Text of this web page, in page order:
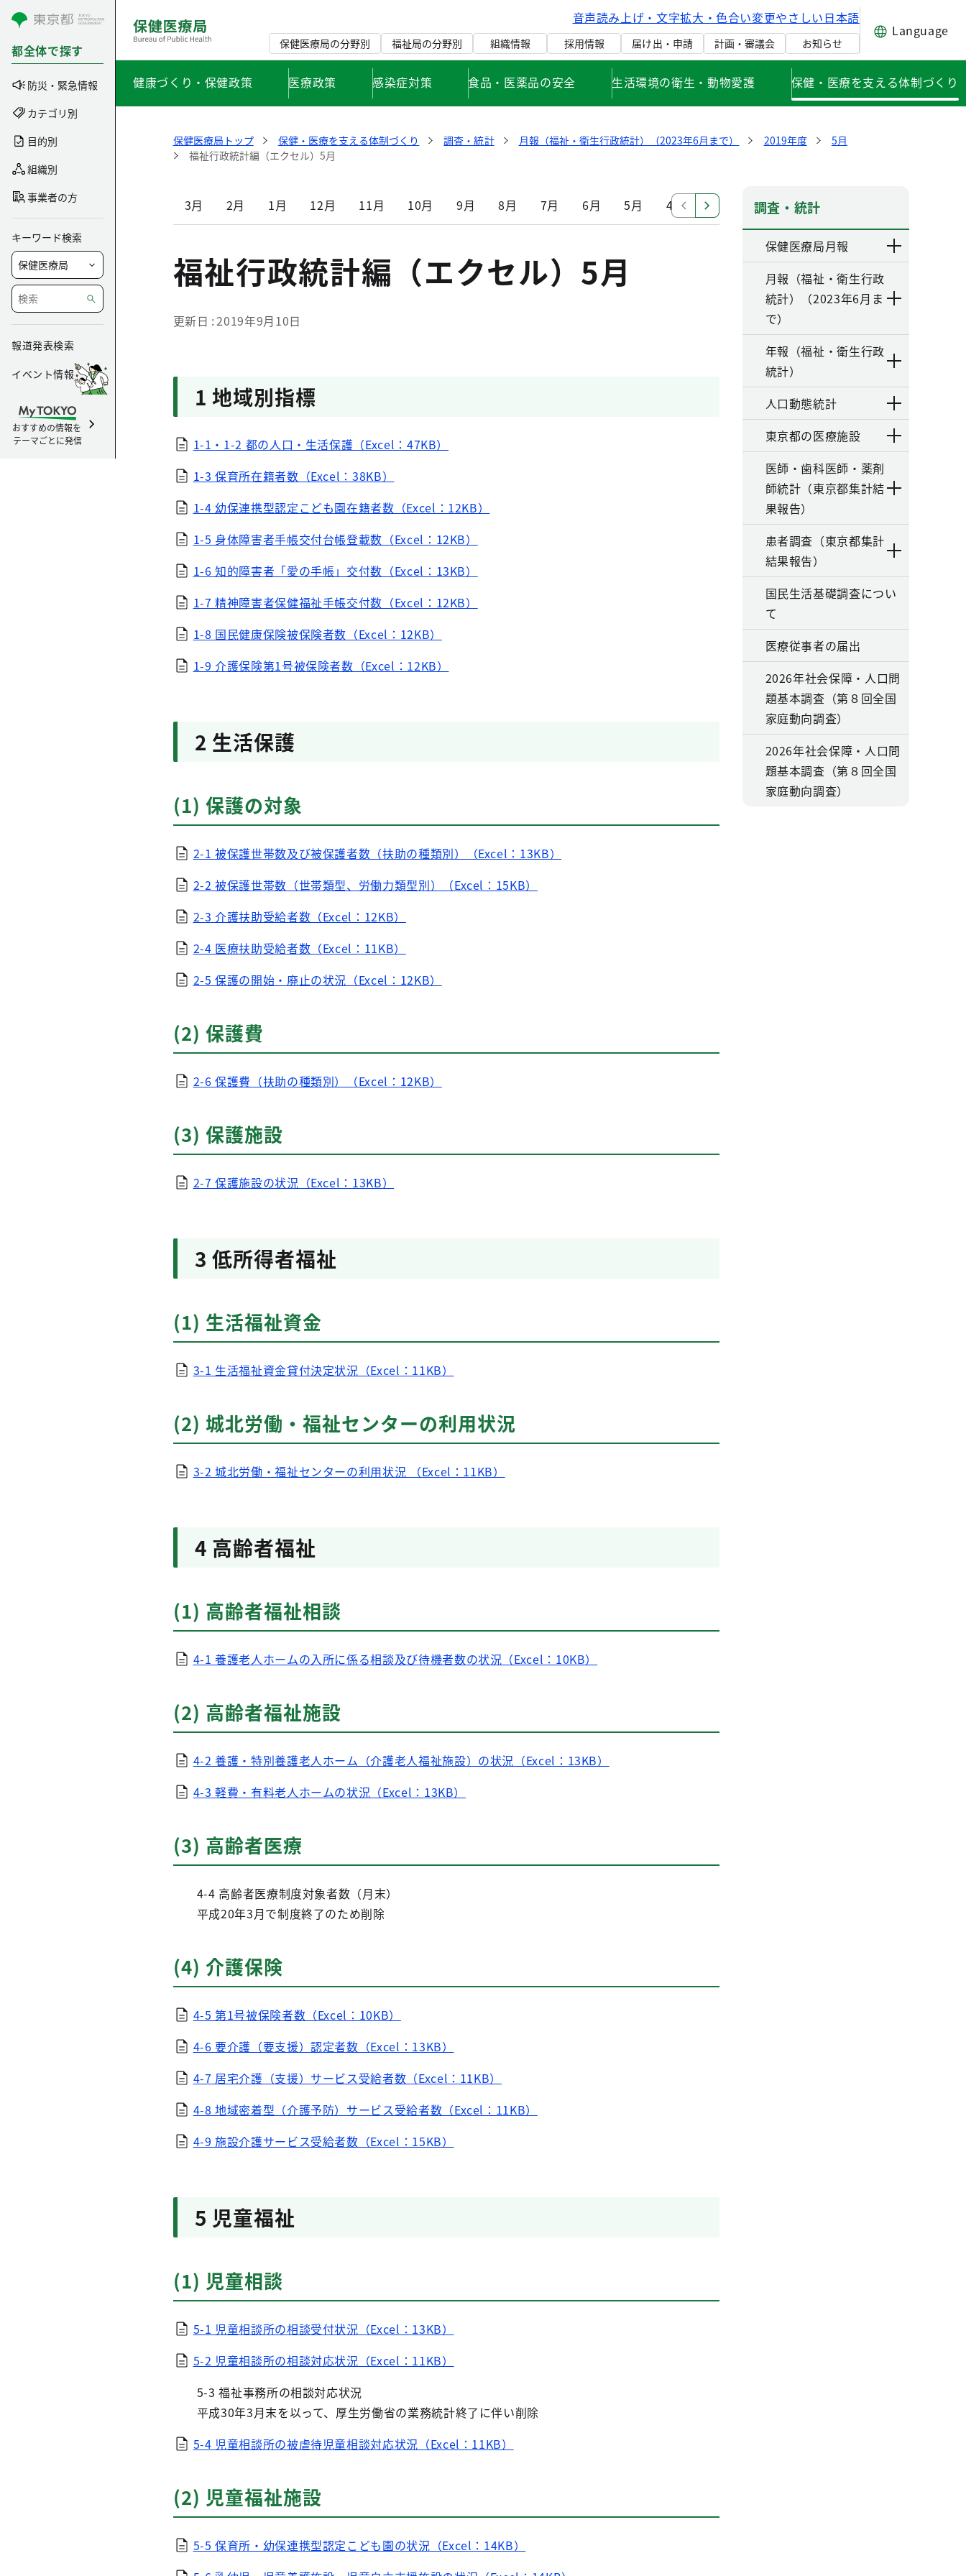
コンテンツにスキップ
都全体で探す
防災・緊急情報
カテゴリ別
目的別
組織別
事業者の方
キーワード検索
報道発表検索
イベント情報
おすすめの情報を
テーマごとに発信
音声読み上げ・文字拡大・色合い変更やさしい日本語
保健医療局の分野別 福祉局の分野別 組織情報 採用情報 届け出・申請 計画・審議会 お知らせ
Language
健康づくり・保健政策 医療政策 感染症対策 食品・医薬品の安全 生活環境の衛生・動物愛護 保健・医療を支える体制づくり
保健医療局トップ 保健・医療を支える体制づくり 調査・統計 月報（福祉・衛生行政統計）（2023年6月まで） 2019年度
5月
福祉行政統計編（エクセル）5月
3月 2月 1月 12月 11月 10月 9月 8月 7月 6月 5月 4月
福祉行政統計編（エクセル）5月
更新日 2019年9月10日
1 地域別指標
1-1・1-2 都の人口・生活保護（Excel：47KB）
1-3 保育所在籍者数（Excel：38KB）
1-4 幼保連携型認定こども園在籍者数（Excel：12KB）
1-5 身体障害者手帳交付台帳登載数（Excel：12KB）
1-6 知的障害者「愛の手帳」交付数（Excel：13KB）
1-7 精神障害者保健福祉手帳交付数（Excel：12KB）
1-8 国民健康保険被保険者数（Excel：12KB）
1-9 介護保険第1号被保険者数（Excel：12KB）
2 生活保護
(1) 保護の対象
2-1 被保護世帯数及び被保護者数（扶助の種類別）（Excel：13KB）
2-2 被保護世帯数（世帯類型、労働力類型別）（Excel：15KB）
2-3 介護扶助受給者数（Excel：12KB）
2-4 医療扶助受給者数（Excel：11KB）
2-5 保護の開始・廃止の状況（Excel：12KB）
(2) 保護費
2-6 保護費（扶助の種類別）（Excel：12KB）
(3) 保護施設
2-7 保護施設の状況（Excel：13KB）
3 低所得者福祉
(1) 生活福祉資金
3-1 生活福祉資金貸付決定状況（Excel：11KB）
(2) 城北労働・福祉センターの利用状況
3-2 城北労働・福祉センターの利用状況 （Excel：11KB）
4 高齢者福祉
(1) 高齢者福祉相談
4-1 養護老人ホームの入所に係る相談及び待機者数の状況（Excel：10KB）
(2) 高齢者福祉施設
4-2 養護・特別養護老人ホーム（介護老人福祉施設）の状況（Excel：13KB）
4-3 軽費・有料老人ホームの状況（Excel：13KB）
(3) 高齢者医療
4-4 高齢者医療制度対象者数（月末）
平成20年3月で制度終了のため削除
(4) 介護保険
4-5 第1号被保険者数（Excel：10KB）
4-6 要介護（要支援）認定者数（Excel：13KB）
4-7 居宅介護（支援）サービス受給者数（Excel：11KB）
4-8 地域密着型（介護予防）サービス受給者数（Excel：11KB）
4-9 施設介護サービス受給者数（Excel：15KB）
5 児童福祉
(1) 児童相談
5-1 児童相談所の相談受付状況（Excel：13KB）
5-2 児童相談所の相談対応状況（Excel：11KB）
5-3 福祉事務所の相談対応状況
平成30年3月末を以って、厚生労働省の業務統計終了に伴い削除
5-4 児童相談所の被虐待児童相談対応状況（Excel：11KB）
(2) 児童福祉施設
5-5 保育所・幼保連携型認定こども園の状況（Excel：14KB）
調査・統計
保健医療局月報
月報（福祉・衛生行政
統計）（2023年6月ま
で）
年報（福祉・衛生行政
統計）
人口動態統計
東京都の医療施設
医師・歯科医師・薬剤
師統計（東京都集計結
果報告）
患者調査（東京都集計
結果報告）
国民生活基礎調査につい
て
医療従事者の届出
2026年社会保障・人口問
題基本調査（第８回全国
家庭動向調査）
2026年社会保障・人口問
題基本調査（第８回全国
家庭動向調査）